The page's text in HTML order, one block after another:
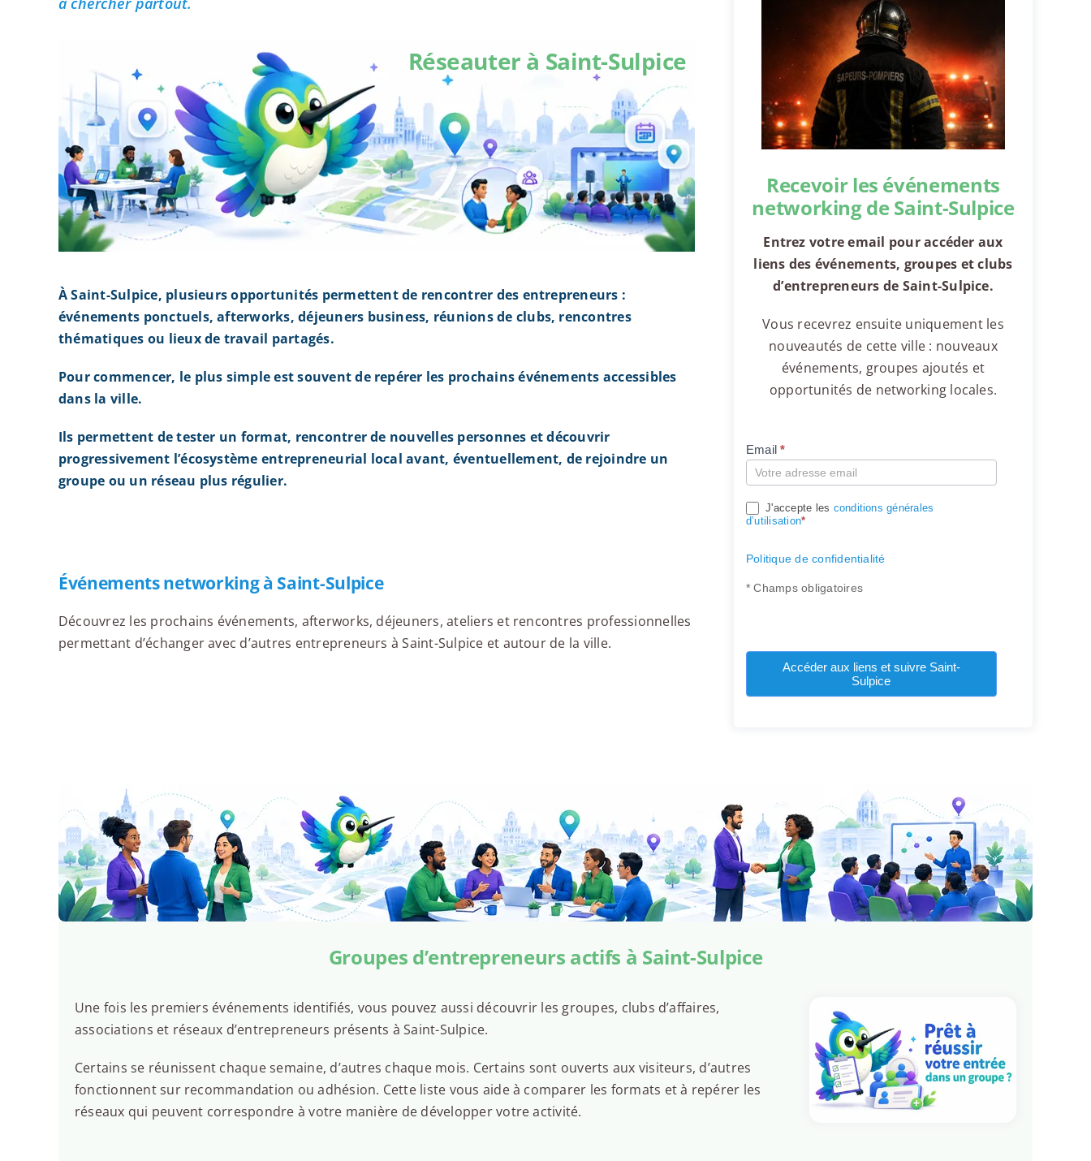
Réseauter à Saint-Sulpice
À Saint-Sulpice, plusieurs opportunités permettent de rencontrer des entrepreneurs :
événements ponctuels, afterworks, déjeuners business, réunions de clubs, rencontres
thématiques ou lieux de travail partagés.
Pour commencer, le plus simple est souvent de repérer les prochains événements accessibles
dans la ville.
Ils permettent de tester un format, rencontrer de nouvelles personnes et découvrir
progressivement l’écosystème entrepreneurial local avant, éventuellement, de rejoindre un
groupe ou un réseau plus régulier.
Événements networking à Saint-Sulpice
Découvrez les prochains événements, afterworks, déjeuners, ateliers et rencontres professionnelles
permettant d’échanger avec d’autres entrepreneurs à Saint-Sulpice et autour de la ville.
Recevoir les événements
networking de Saint-Sulpice
Entrez votre email pour accéder aux
liens des événements, groupes et clubs
d’entrepreneurs de Saint-Sulpice.
Vous recevrez ensuite uniquement les
nouveautés de cette ville : nouveaux
événements, groupes ajoutés et
opportunités de networking locales.
Compte
Email*
J'accepte les conditions générales
d’utilisation*
Politique de confidentialité
* Champs obligatoires
Accéder aux liens et suivre Saint-
Sulpice
Groupes d’entrepreneurs actifs à Saint-Sulpice
Une fois les premiers événements identifiés, vous pouvez aussi découvrir les groupes, clubs d’affaires,
associations et réseaux d’entrepreneurs présents à Saint-Sulpice.
Certains se réunissent chaque semaine, d’autres chaque mois. Certains sont ouverts aux visiteurs, d’autres
fonctionnent sur recommandation ou adhésion. Cette liste vous aide à comparer les formats et à repérer les
réseaux qui peuvent correspondre à votre manière de développer votre activité.